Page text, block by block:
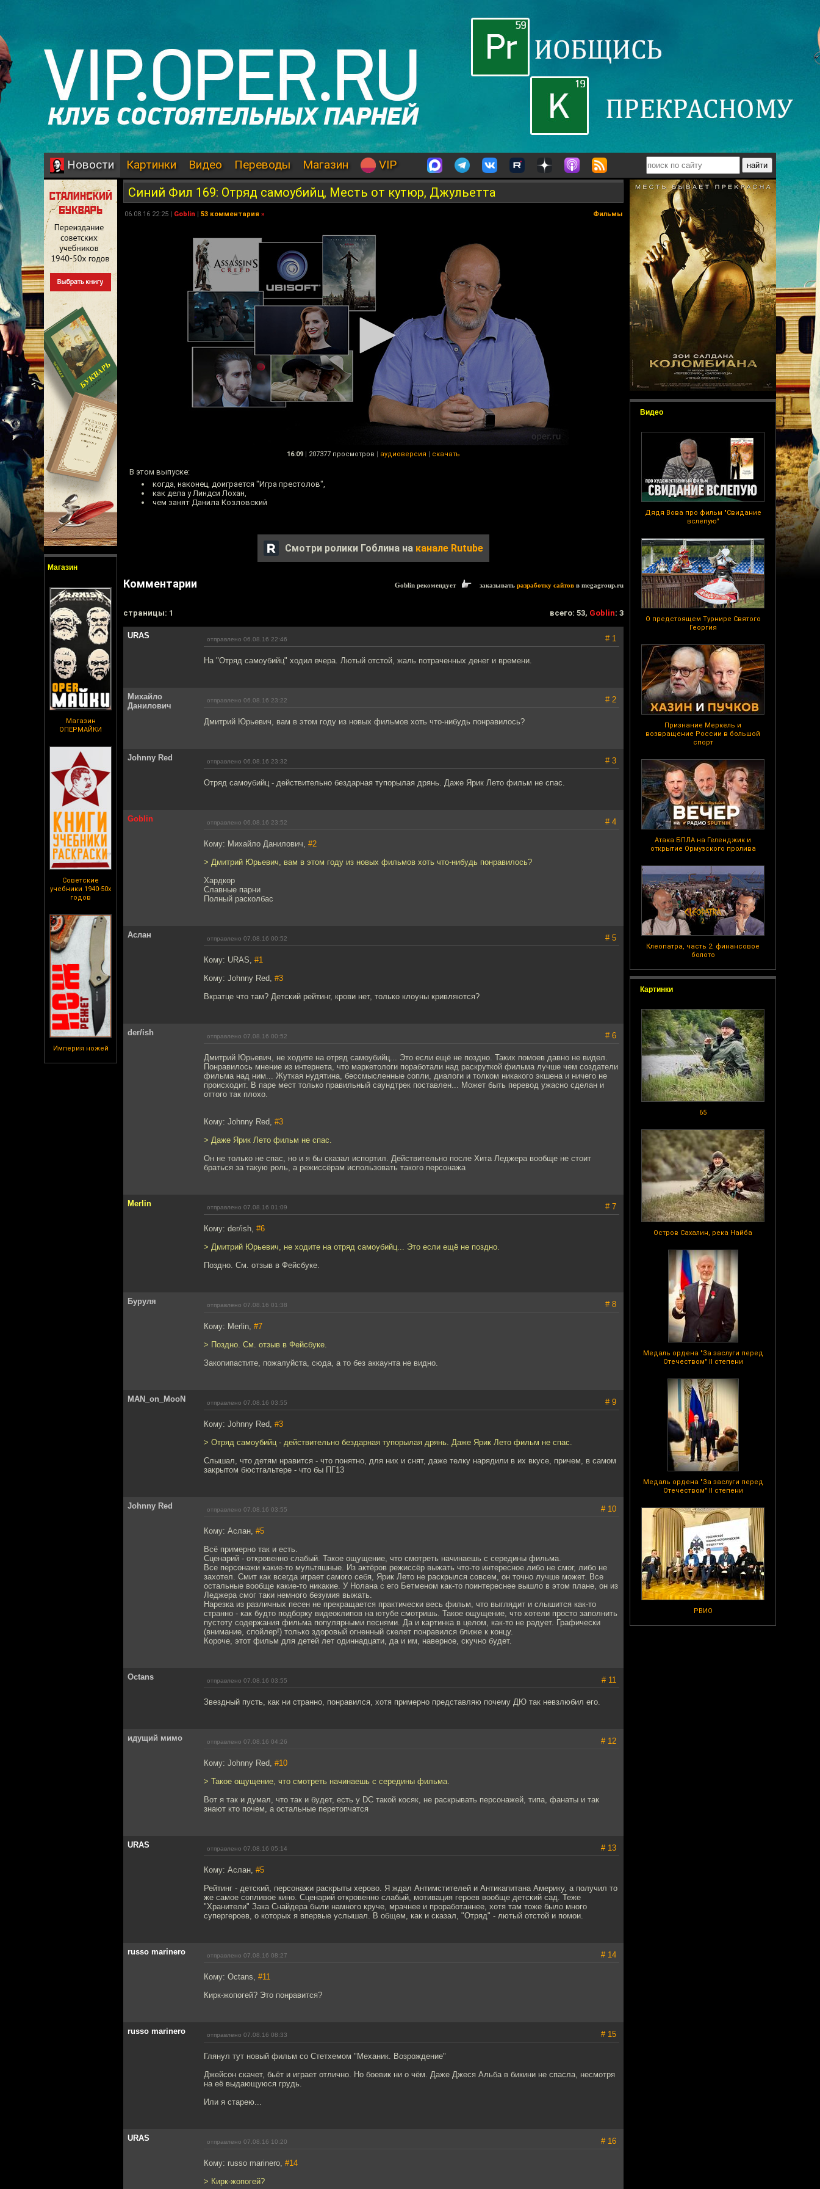
Новости Картинки Видео Переводы Магазин VIP
Магазин
Магазин
ОПЕРМАЙКИ
Советские
учебники 1940-50х
годов
Империя ножей
Видео
Дядя Вова про фильм "Свидание
вслепую"
О предстоящем Турнире Святого
Георгия
Признание Меркель и
возвращение России в большой
спорт
Атака БПЛА на Геленджик и
открытие Ормузского пролива
Клеопатра, часть 2: финансовое
болото
Картинки
65
Остров Сахалин, река Найба
Медаль ордена "За заслуги перед
Отечеством" II степени
Медаль ордена "За заслуги перед
Отечеством" II степени
РВИО
Синий Фил 169: Отряд самоубийц, Месть от кутюр, Джульетта
06.08.16 22:25 | Goblin | 53 комментария » Фильмы
16:09 | 207377 просмотров | аудиоверсия | скачать
В этом выпуске:
когда, наконец, доиграется "Игра престолов",
как дела у Линдси Лохан,
чем занят Данила Козловский
Смотри ролики Гоблина на канале Rutube
Комментарии Goblin рекомендует заказывать разработку сайтов в megagroup.ru
cтраницы: 1 всего: 53, Goblin: 3
URAS отправлено 06.08.16 22:46 # 1
На "Отряд самоубийц" ходил вчера. Лютый отстой, жаль потраченных денег и времени.
Михайло
Данилович
отправлено 06.08.16 23:22 # 2
Дмитрий Юрьевич, вам в этом году из новых фильмов хоть что-нибудь понравилось?
Johnny Red отправлено 06.08.16 23:32 # 3
Отряд самоубийц - действительно бездарная тупорылая дрянь. Даже Ярик Лето фильм не спас.
Goblin отправлено 06.08.16 23:52 # 4
Кому: Михайло Данилович, #2
> Дмитрий Юрьевич, вам в этом году из новых фильмов хоть что-нибудь понравилось?
Хардкор
Славные парни
Полный расколбас
Аслан отправлено 07.08.16 00:52 # 5
Кому: URAS, #1
Кому: Johnny Red, #3
Вкратце что там? Детский рейтинг, крови нет, только клоуны кривляются?
der/ish отправлено 07.08.16 00:52 # 6
Дмитрий Юрьевич, не ходите на отряд самоубийц... Это если ещё не поздно. Таких помоев давно не видел.
Понравилось мнение из интернета, что маркетологи поработали над раскруткой фильма лучше чем создатели
фильма над ним... Жуткая нудятина, бессмысленные сопли, диалоги и толком никакого экшена и ничего не
происходит. В паре мест только правильный саундтрек поставлен... Может быть перевод ужасно сделан и
оттого так плохо.
Кому: Johnny Red, #3
> Даже Ярик Лето фильм не спас.
Он не только не спас, но и я бы сказал испортил. Действительно после Хита Леджера вообще не стоит
браться за такую роль, а режиссёрам использовать такого персонажа
Merlin отправлено 07.08.16 01:09 # 7
Кому: der/ish, #6
> Дмитрий Юрьевич, не ходите на отряд самоубийц... Это если ещё не поздно.
Поздно. См. отзыв в Фейсбуке.
Буруля отправлено 07.08.16 01:38 # 8
Кому: Merlin, #7
> Поздно. См. отзыв в Фейсбуке.
Закопипастите, пожалуйста, сюда, а то без аккаунта не видно.
MAN_on_MooN отправлено 07.08.16 03:55 # 9
Кому: Johnny Red, #3
> Отряд самоубийц - действительно бездарная тупорылая дрянь. Даже Ярик Лето фильм не спас.
Слышал, что детям нравится - что понятно, для них и снят, даже телку нарядили в их вкусе, причем, в самом
закрытом бюстгальтере - что бы ПГ13
Johnny Red отправлено 07.08.16 03:55 # 10
Кому: Аслан, #5
Всё примерно так и есть.
Сценарий - откровенно слабый. Такое ощущение, что смотреть начинаешь с середины фильма.
Все персонажи какие-то мультяшные. Из актёров режиссёр выжать что-то интересное либо не смог, либо не
захотел. Смит как всегда играет самого себя, Ярик Лето не раскрылся совсем, он точно лучше может. Все
остальные вообще какие-то никакие. У Нолана с его Бетменом как-то поинтереснее вышло в этом плане, он из
Леджера смог таки немного безумия выжать.
Нарезка из различных песен не прекращается практически весь фильм, что выглядит и слышится как-то
странно - как будто подборку видеоклипов на ютубе смотришь. Такое ощущение, что хотели просто заполнить
пустоту содержания фильма популярными песнями. Да и картинка в целом, как-то не радует. Графически
(внимание, спойлер!) только здоровый огненный скелет понравился ближе к концу.
Короче, этот фильм для детей лет одиннадцати, да и им, наверное, скучно будет.
Octans отправлено 07.08.16 03:55 # 11
Звездный пусть, как ни странно, понравился, хотя примерно представляю почему ДЮ так невзлюбил его.
идущий мимо отправлено 07.08.16 04:26 # 12
Кому: Johnny Red, #10
> Такое ощущение, что смотреть начинаешь с середины фильма.
Вот я так и думал, что так и будет, есть у DC такой косяк, не раскрывать персонажей, типа, фанаты и так
знают кто почем, а остальные перетопчатся
URAS отправлено 07.08.16 05:14 # 13
Кому: Аслан, #5
Рейтинг - детский, персонажи раскрыты херово. Я ждал Антимстителей и Антикапитана Америку, а получил то
же самое сопливое кино. Сценарий откровенно слабый, мотивация героев вообще детский сад. Теже
"Хранители" Зака Снайдера были намного круче, мрачнее и проработаннее, хотя там тоже было много
супергероев, о которых я впервые услышал. В общем, как и сказал, "Отряд" - лютый отстой и помои.
russo marinero отправлено 07.08.16 08:27 # 14
Кому: Octans, #11
Кирк-жопогей? Это понравится?
russo marinero отправлено 07.08.16 08:33 # 15
Глянул тут новый фильм со Стетхемом "Механик. Возрождение"
Джейсон скачет, бьёт и играет отлично. Но боевик ни о чём. Даже Джеся Альба в бикини не спасла, несмотря
на её выдающуюся грудь.
Или я старею...
URAS отправлено 07.08.16 10:20 # 16
Кому: russo marinero, #14
> Кирк-жопогей?